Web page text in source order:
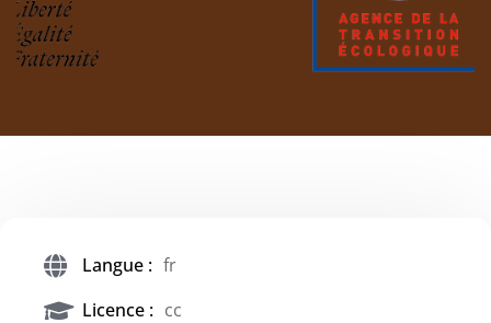
Langue : fr
Licence : cc